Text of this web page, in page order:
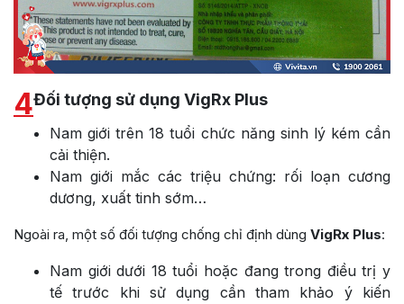
4Đối tượng sử dụng VigRx Plus
Nam giới trên 18 tuổi chức năng sinh lý kém cần
cải thiện.
Nam giới mắc các triệu chứng: rối loạn cương
dương, xuất tinh sớm…
Ngoài ra, một số đối tượng chống chỉ định dùng VigRx Plus:
Nam giới dưới 18 tuổi hoặc đang trong điều trị y
tế trước khi sử dụng cần tham khảo ý kiến